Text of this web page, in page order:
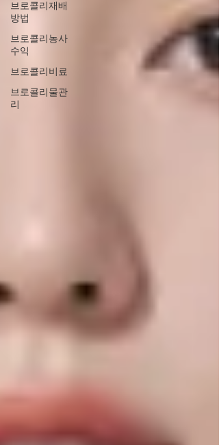
브로콜리재배
방법
브로콜리농사
수익
브로콜리비료
브로콜리물관
리